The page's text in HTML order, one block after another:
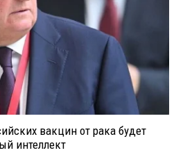
вакцин от рака будет
интеллект